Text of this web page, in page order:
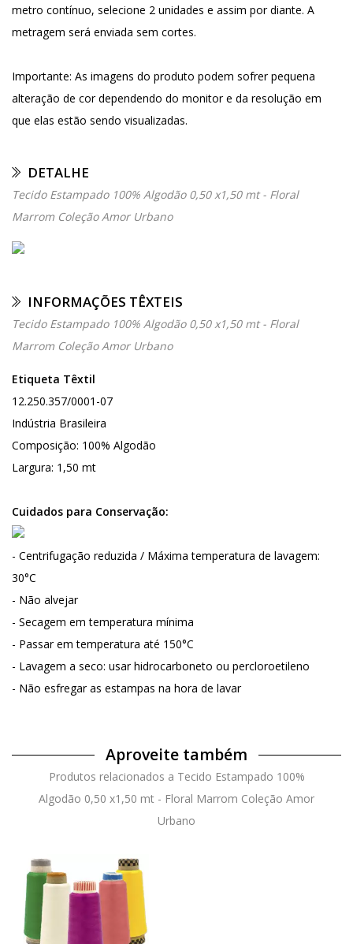
metro contínuo, selecione 2 unidades e assim por diante. A
metragem será enviada sem cortes.
Importante: As imagens do produto podem sofrer pequena
alteração de cor dependendo do monitor e da resolução em
que elas estão sendo visualizadas.
DETALHE
Tecido Estampado 100% Algodão 0,50 x1,50 mt - Floral
Marrom Coleção Amor Urbano
INFORMAÇÕES TÊXTEIS
Tecido Estampado 100% Algodão 0,50 x1,50 mt - Floral
Marrom Coleção Amor Urbano
Etiqueta Têxtil
12.250.357/0001-07
Indústria Brasileira
Composição: 100% Algodão
Largura: 1,50 mt
Cuidados para Conservação:
- Centrifugação reduzida / Máxima temperatura de lavagem:
30°C
- Não alvejar
- Secagem em temperatura mínima
- Passar em temperatura até 150°C
- Lavagem a seco: usar hidrocarboneto ou percloroetileno
- Não esfregar as estampas na hora de lavar
Aproveite também
Produtos relacionados a Tecido Estampado 100%
Algodão 0,50 x1,50 mt - Floral Marrom Coleção Amor
Urbano